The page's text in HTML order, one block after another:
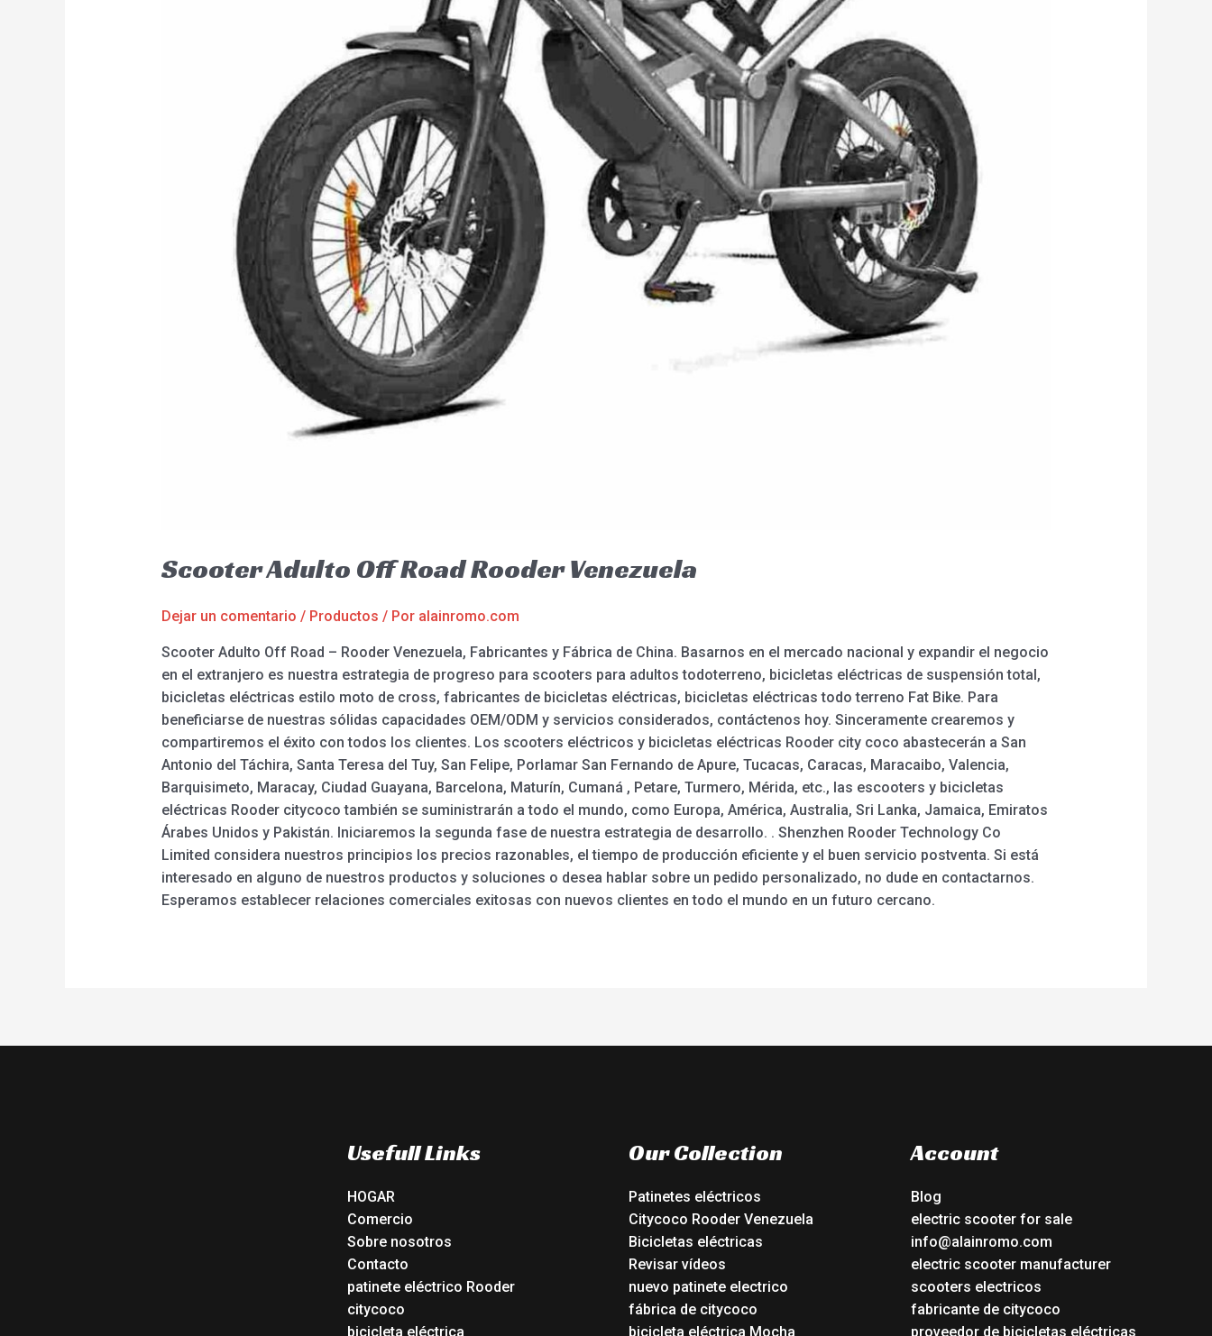
Scooter Adulto Off Road Rooder Venezuela
Dejar un comentario / Productos / Por alainromo.com
Scooter Adulto Off Road – Rooder Venezuela, Fabricantes y Fábrica de China. Basarnos en el mercado nacional y expandir el negocio
en el extranjero es nuestra estrategia de progreso para scooters para adultos todoterreno, bicicletas eléctricas de suspensión total,
bicicletas eléctricas estilo moto de cross, fabricantes de bicicletas eléctricas, bicicletas eléctricas todo terreno Fat Bike. Para
beneficiarse de nuestras sólidas capacidades OEM/ODM y servicios considerados, contáctenos hoy. Sinceramente crearemos y
compartiremos el éxito con todos los clientes. Los scooters eléctricos y bicicletas eléctricas Rooder city coco abastecerán a San
Antonio del Táchira, Santa Teresa del Tuy, San Felipe, Porlamar San Fernando de Apure, Tucacas, Caracas, Maracaibo, Valencia,
Barquisimeto, Maracay, Ciudad Guayana, Barcelona, Maturín, Cumaná , Petare, Turmero, Mérida, etc., las escooters y bicicletas
eléctricas Rooder citycoco también se suministrarán a todo el mundo, como Europa, América, Australia, Sri Lanka, Jamaica, Emiratos
Árabes Unidos y Pakistán. Iniciaremos la segunda fase de nuestra estrategia de desarrollo. . Shenzhen Rooder Technology Co
Limited considera nuestros principios los precios razonables, el tiempo de producción eficiente y el buen servicio postventa. Si está
interesado en alguno de nuestros productos y soluciones o desea hablar sobre un pedido personalizado, no dude en contactarnos.
Esperamos establecer relaciones comerciales exitosas con nuevos clientes en todo el mundo en un futuro cercano.
Usefull Links
HOGAR
Comercio
Sobre nosotros
Contacto
patinete eléctrico Rooder
citycoco
bicicleta eléctrica
Our Collection
Patinetes eléctricos
Citycoco Rooder Venezuela
Bicicletas eléctricas
Revisar vídeos
nuevo patinete electrico
fábrica de citycoco
bicicleta eléctrica Mocha
Account
Blog
electric scooter for sale
info@alainromo.com
electric scooter manufacturer
scooters electricos
fabricante de citycoco
proveedor de bicicletas eléctricas